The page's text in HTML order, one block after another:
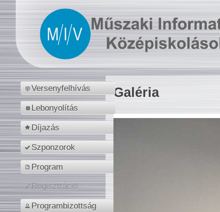
Versenyfelhívás
Lebonyolítás
Díjazás
Szponzorok
Program
Regisztráció
Programbizottság
Galéria